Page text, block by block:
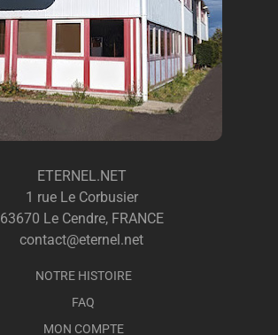
ETERNEL.NET
1 rue Le Corbusier
63670 Le Cendre, FRANCE
contact@eternel.net
NOTRE HISTOIRE
FAQ
MON COMPTE